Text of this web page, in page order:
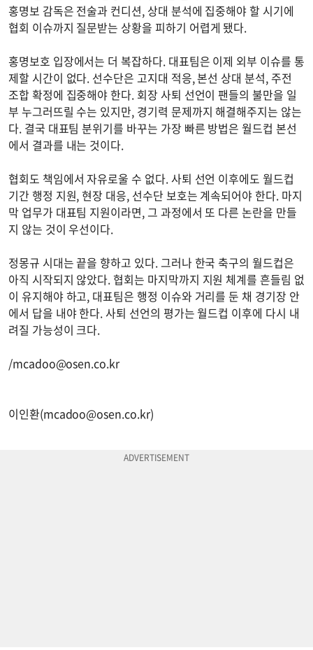
홍명보 감독은 전술과 컨디션, 상대 분석에 집중해야 할 시기에
협회 이슈까지 질문받는 상황을 피하기 어렵게 됐다.
홍명보호 입장에서는 더 복잡하다. 대표팀은 이제 외부 이슈를 통
제할 시간이 없다. 선수단은 고지대 적응, 본선 상대 분석, 주전
조합 확정에 집중해야 한다. 회장 사퇴 선언이 팬들의 불만을 일
부 누그러뜨릴 수는 있지만, 경기력 문제까지 해결해주지는 않는
다. 결국 대표팀 분위기를 바꾸는 가장 빠른 방법은 월드컵 본선
에서 결과를 내는 것이다.
협회도 책임에서 자유로울 수 없다. 사퇴 선언 이후에도 월드컵
기간 행정 지원, 현장 대응, 선수단 보호는 계속되어야 한다. 마지
막 업무가 대표팀 지원이라면, 그 과정에서 또 다른 논란을 만들
지 않는 것이 우선이다.
정몽규 시대는 끝을 향하고 있다. 그러나 한국 축구의 월드컵은
아직 시작되지 않았다. 협회는 마지막까지 지원 체계를 흔들림 없
이 유지해야 하고, 대표팀은 행정 이슈와 거리를 둔 채 경기장 안
에서 답을 내야 한다. 사퇴 선언의 평가는 월드컵 이후에 다시 내
려질 가능성이 크다.
/mcadoo@osen.co.kr
이인환(mcadoo@osen.co.kr)